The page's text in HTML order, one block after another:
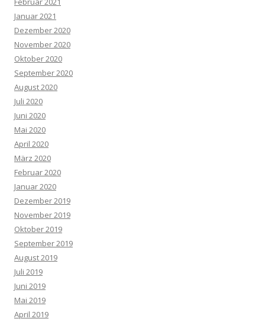
Januar 2021
Dezember 2020
November 2020
Oktober 2020
September 2020
August 2020
Juli 2020
Juni 2020
Mai 2020
April 2020
März 2020
Februar 2020
Januar 2020
Dezember 2019
November 2019
Oktober 2019
September 2019
August 2019
Juli 2019
Juni 2019
Mai 2019
April 2019